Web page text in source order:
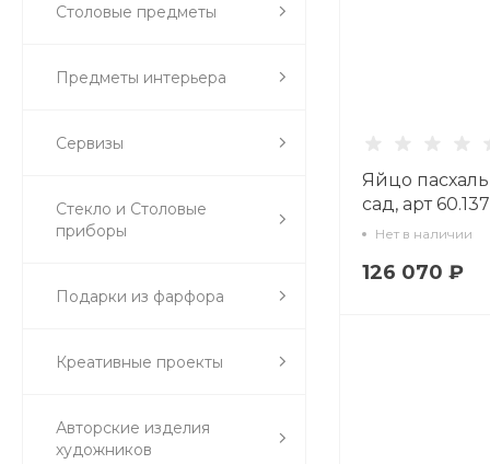
Столовые предметы
Предметы интерьера
Сервизы
Стекло и Столовые
приборы
Подарки из фарфора
Креативные проекты
Авторские изделия
художников
Яйцо
сад, арт
Нет в наличии
126 070 ₽